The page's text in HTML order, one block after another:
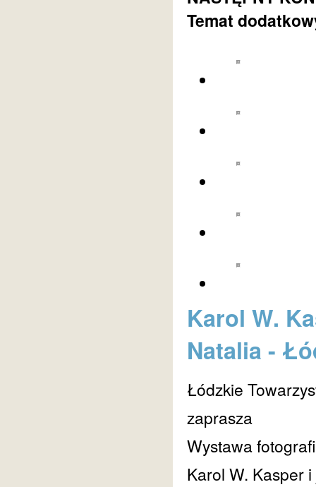
Temat
Karol W.
Natalia -
Łódzkie
zaprasza
Wystawa
Karol W. Kasper